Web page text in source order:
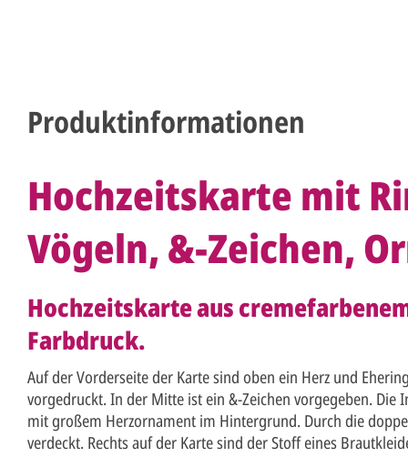
Produktinformationen
Hochzeitskarte mit
Vögeln, &-Zeichen,
Hochzeitskarte aus
Farbdruck.
Auf der Vorderseite der Karte sind oben ein Herz und
vorgedruckt. In der Mitte ist ein &-Zeichen vorgegeben. Die
mit großem Herzornament im Hintergrund. Durch die
verdeckt. Rechts auf der Karte sind der Stoff eines